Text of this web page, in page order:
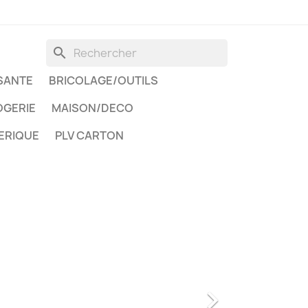
search
BRICOLAGE/OUTILS
MAISON/DECO
PLV CARTON
